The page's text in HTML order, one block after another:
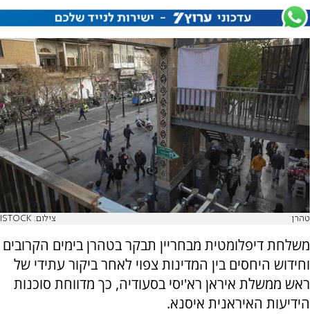
טהרן צילום: ISTOCK
משלחת דיפלומטית מבחריין תבקר בטהרן בימים הקרובים
וחידוש היחסים בין המדינות צפוי לאחר ביקור עתידי של
ראש ממשלת איראן רא'יסי בסעודיה, כך מדווחת סוכנות
הידיעות האיראנית איסנא.